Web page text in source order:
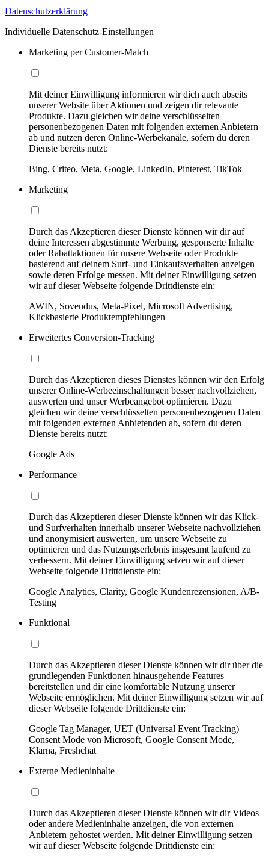
Datenschutzerklärung
Individuelle Datenschutz-Einstellungen
Marketing per Customer-Match
Mit deiner Einwilligung informieren wir dich auch abseits
unserer Website über Aktionen und zeigen dir relevante
Produkte. Dazu gleichen wir deine verschlüsselten
personenbezogenen Daten mit folgenden externen Anbietern
ab und nutzen deren Online-Werbekanäle, sofern du deren
Dienste bereits nutzt:
Bing, Criteo, Meta, Google, LinkedIn, Pinterest, TikTok
Marketing
Durch das Akzeptieren dieser Dienste können wir dir auf
deine Interessen abgestimmte Werbung, gesponserte Inhalte
oder Rabattaktionen für unsere Webseite oder Produkte
basierend auf deinem Surf- und Einkaufsverhalten anzeigen
sowie deren Erfolge messen. Mit deiner Einwilligung setzen
wir auf dieser Webseite folgende Drittdienste ein:
AWIN, Sovendus, Meta-Pixel, Microsoft Advertising,
Klickbasierte Produktempfehlungen
Erweitertes Conversion-Tracking
Durch das Akzeptieren dieses Dienstes können wir den Erfolg
unserer Online-Werbeeinschaltungen besser nachvollziehen,
auswerten und unser Werbeangebot optimieren. Dazu
gleichen wir deine verschlüsselten personenbezogenen Daten
mit folgenden externen Anbietenden ab, sofern du deren
Dienste bereits nutzt:
Google Ads
Performance
Durch das Akzeptieren dieser Dienste können wir das Klick-
und Surfverhalten innerhalb unserer Webseite nachvollziehen
und anonymisiert auswerten, um unsere Webseite zu
optimieren und das Nutzungserlebnis insgesamt laufend zu
verbessern. Mit deiner Einwilligung setzen wir auf dieser
Webseite folgende Drittdienste ein:
Google Analytics, Clarity, Google Kundenrezensionen, A/B-
Testing
Funktional
Durch das Akzeptieren dieser Dienste können wir dir über die
grundlegenden Funktionen hinausgehende Features
bereitstellen und dir eine komfortable Nutzung unserer
Webseite ermöglichen. Mit deiner Einwilligung setzen wir auf
dieser Webseite folgende Drittdienste ein:
Google Tag Manager, UET (Universal Event Tracking)
Consent Mode von Microsoft, Google Consent Mode,
Klarna, Freshchat
Externe Medieninhalte
Durch das Akzeptieren dieser Dienste können wir dir Videos
oder andere Medieninhalte anzeigen, die von externen
Anbietern gehostet werden. Mit deiner Einwilligung setzen
wir auf dieser Webseite folgende Drittdienste ein: